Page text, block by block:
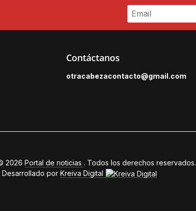
Contáctanos
otracabezacontacto@gmail.com
2026Portal de noticias . Todos los derechos reservados.
Desarrollado porKreiva Digital